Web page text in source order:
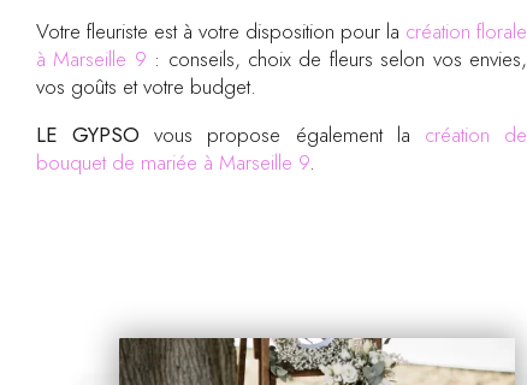
Votre fleuriste est à votre disposition pour la création florale
à Marseille 9 : conseils, choix de fleurs selon vos envies,
vos goûts et votre budget.
LE GYPSO vous propose également la création de
bouquet de mariée à Marseille 9.